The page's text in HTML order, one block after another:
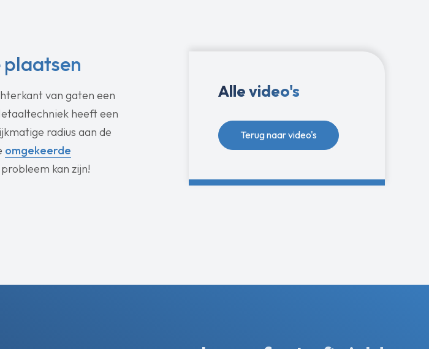
van gaten een
heeft een
radius aan de
omgekeerde
kan zijn!
Alle video's
Terug naar video's